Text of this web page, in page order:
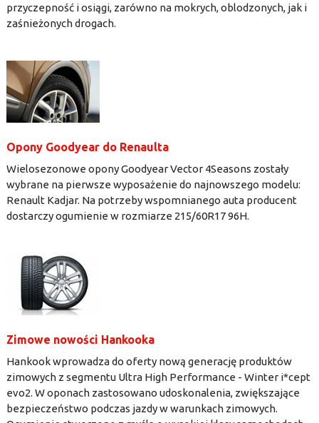
przyczepność i osiągi, zarówno na mokrych, oblodzonych, jak i
zaśnieżonych drogach.
Opony Goodyear do Renaulta
Wielosezonowe opony Goodyear Vector 4Seasons zostały
wybrane na pierwsze wyposażenie do najnowszego modelu:
Renault Kadjar. Na potrzeby wspomnianego auta producent
dostarczy ogumienie w rozmiarze 215/60R17 96H.
Zimowe nowości Hankooka
Hankook wprowadza do oferty nową generację produktów
zimowych z segmentu Ultra High Performance - Winter i*cept
evo2. W oponach zastosowano udoskonalenia, zwiększające
bezpieczeństwo podczas jazdy w warunkach zimowych.